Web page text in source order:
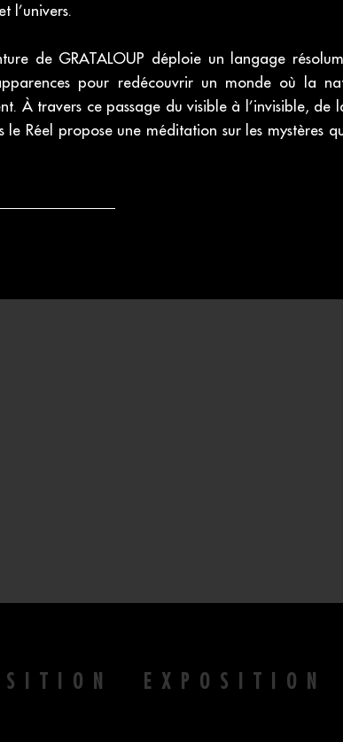
l’univers.
de GRATALOUP déploie un langage
pour redécouvrir un monde où la
À travers ce passage du visible à l’invisible,
le Réel propose une méditation sur les mystères
EXPOSITION